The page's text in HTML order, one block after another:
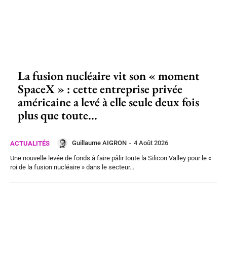
La fusion nucléaire vit son « moment
SpaceX » : cette entreprise privée
américaine a levé à elle seule deux fois
plus que toute...
ACTUALITÉS Guillaume AIGRON - 4 Août 2026
Une nouvelle levée de fonds à faire pâlir toute la Silicon Valley pour le «
roi de la fusion nucléaire » dans le secteur...